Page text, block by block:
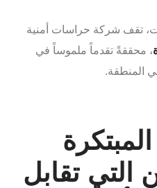
تقف شركة حراسات أمنية
، محققةً تقدماً ملموساً في
المنطقة.
التي تقابل